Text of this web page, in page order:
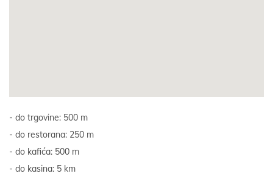
do trgovine: 500 m
do restorana: 250 m
do kafića: 500 m
do kasina: 5 km